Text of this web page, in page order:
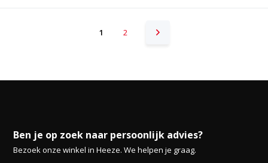
1 2
Ben je op zoek naar persoonlijk advies?
Bezoek onze winkel in Heeze. We helpen je graag.